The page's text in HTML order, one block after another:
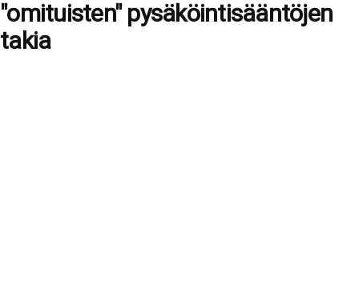
"omituisten" pysäköintisääntöjen
takia